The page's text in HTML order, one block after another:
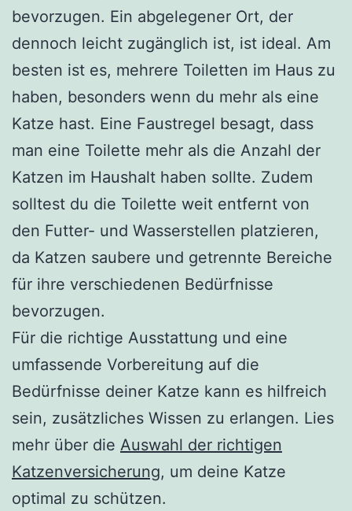
bevorzugen. Ein abgelegener Ort, der
dennoch leicht zugänglich ist, ist ideal. Am
besten ist es, mehrere Toiletten im Haus zu
haben, besonders wenn du mehr als eine
Katze hast. Eine Faustregel besagt, dass
man eine Toilette mehr als die Anzahl der
Katzen im Haushalt haben sollte. Zudem
solltest du die Toilette weit entfernt von
den Futter- und Wasserstellen platzieren,
da Katzen saubere und getrennte Bereiche
für ihre verschiedenen Bedürfnisse
bevorzugen.
Für die richtige Ausstattung und eine
umfassende Vorbereitung auf die
Bedürfnisse deiner Katze kann es hilfreich
sein, zusätzliches Wissen zu erlangen. Lies
mehr über die Auswahl der richtigen
Katzenversicherung, um deine Katze
optimal zu schützen.